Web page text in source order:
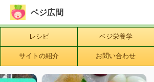
ベジ広間
レシピ ベジ栄養学
サイトの紹介 お問い合わせ